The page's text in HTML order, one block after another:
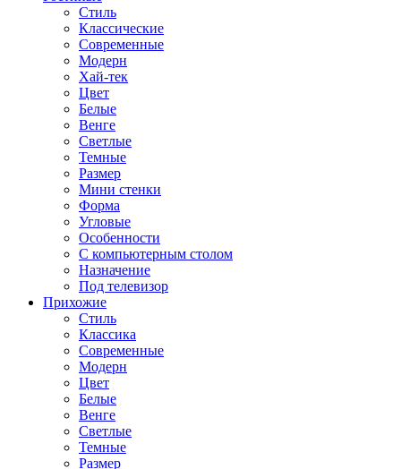
Стиль
Классические
Современные
Модерн
Хай-тек
Цвет
Белые
Венге
Светлые
Темные
Размер
Мини стенки
Форма
Угловые
Особенности
С компьютерным столом
Назначение
Под телевизор
Прихожие
Стиль
Классика
Современные
Модерн
Цвет
Белые
Венге
Светлые
Темные
Размер